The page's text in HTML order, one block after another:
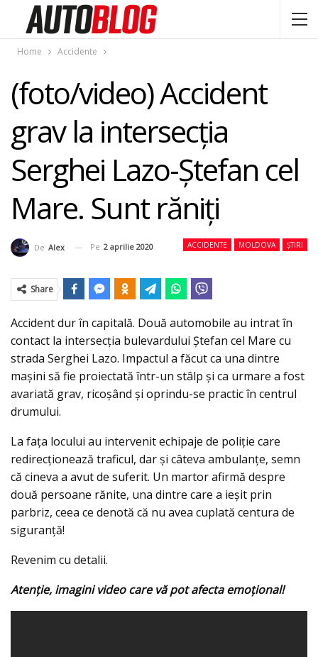
Home Accidente
(foto/video) Accident
grav la intersecţia
Serghei Lazo-Ștefan cel
Mare. Sunt răniţi
ACCIDENTE MOLDOVA ȘTIRI
De Alex Pe 2 aprilie 2020
Share
Accident dur în capitală. Două automobile au intrat în
contact la intersecţia bulevardului Ștefan cel Mare cu
strada Serghei Lazo. Impactul a făcut ca una dintre
maşini să fie proiectată într-un stâlp şi ca urmare a fost
avariată grav, ricoşând şi oprindu-se practic în centrul
drumului.
La fața locului au intervenit echipaje de poliţie care
redirecţionează traficul, dar şi câteva ambulanţe, semn
că cineva a avut de suferit. Un martor afirmă despre
două persoane rănite, una dintre care a ieşit prin
parbriz, ceea ce denotă că nu avea cuplată centura de
siguranţă!
Revenim cu detalii.
Atenție, imagini video care vă pot afecta emoțional!